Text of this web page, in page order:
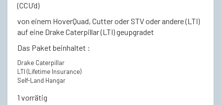
€396,00€284,49.
(CCU’d)
von einem HoverQuad, Cutter oder STV oder andere (LTI)
auf eine Drake Caterpillar (LTI) geupgradet
Das Paket beinhaltet :
Drake Caterpillar
LTI (Lifetime Insurance)
Self-Land Hangar
1 vorrätig